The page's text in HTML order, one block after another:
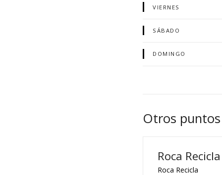
VIERNES
SÁBADO
DOMINGO
Otros
Roca Recicla
Roca Recicla